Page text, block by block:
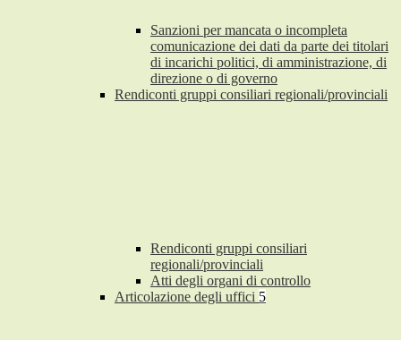
Sanzioni per mancata o incompleta
comunicazione dei dati da parte dei titolari
di incarichi politici, di amministrazione, di
direzione o di governo
Rendiconti gruppi consiliari regionali/provinciali
Rendiconti gruppi consiliari
regionali/provinciali
Atti degli organi di controllo
Articolazione degli uffici 5